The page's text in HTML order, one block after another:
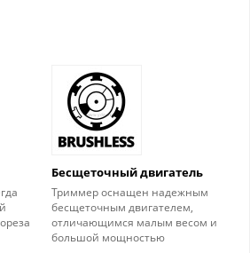
Бесщеточный двигатель
Триммер оснащен надежным
бесщеточным двигателем,
отличающимся малым весом и
большой мощностью